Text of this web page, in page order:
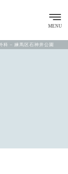
科 – 練馬区石神井公園
MENU